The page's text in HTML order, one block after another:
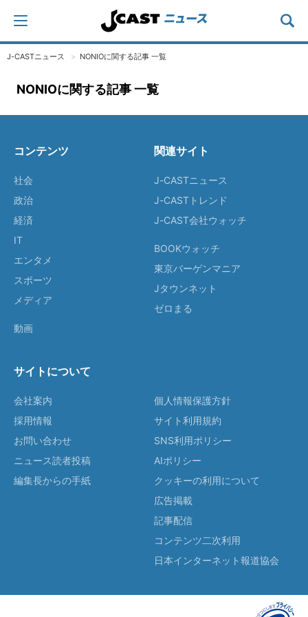
J-CASTニュース NONIOに関する記事 一覧
NONIOに関する記事 一覧
コンテンツ
社会
政治
経済
IT
エンタメ
スポーツ
メディア
動画
関連サイト
J-CASTニュース
J-CASTトレンド
J-CAST会社ウォッチ
BOOKウォッチ
東京バーゲンマニア
Jタウンネット
ゼロまる
サイトについて
会社案内
採用情報
お問い合わせ
ニュース読者投稿
編集長からの手紙
個人情報保護方針
サイト利用規約
SNS利用ポリシー
AIポリシー
クッキーの利用について
広告掲載
記事配信
コンテンツ二次利用
日本インターネット報道協会